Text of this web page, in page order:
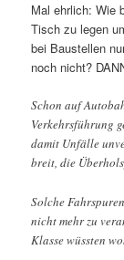
Mal ehrlich: Wie
Tisch zu legen
bei Baustellen
noch nicht?
Schon auf
Verkehrsführung
damit Unfälle
breit, die
Solche
nicht mehr zu
Klasse wüssten